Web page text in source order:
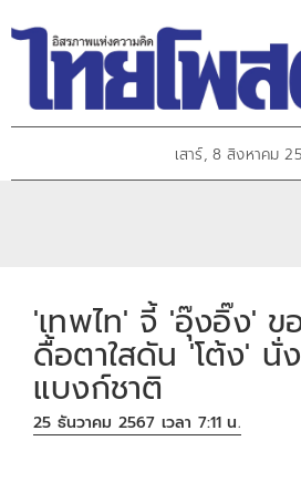
เสาร์, 8 สิงหาคม
'เทพไท' จี้ 'อุ๊งอิ๊ง' ข
ดื้อตาใสดัน 'โต้ง' นั่
แบงก์ชาติ
25 ธันวาคม 2567 เวลา 7:11 น.